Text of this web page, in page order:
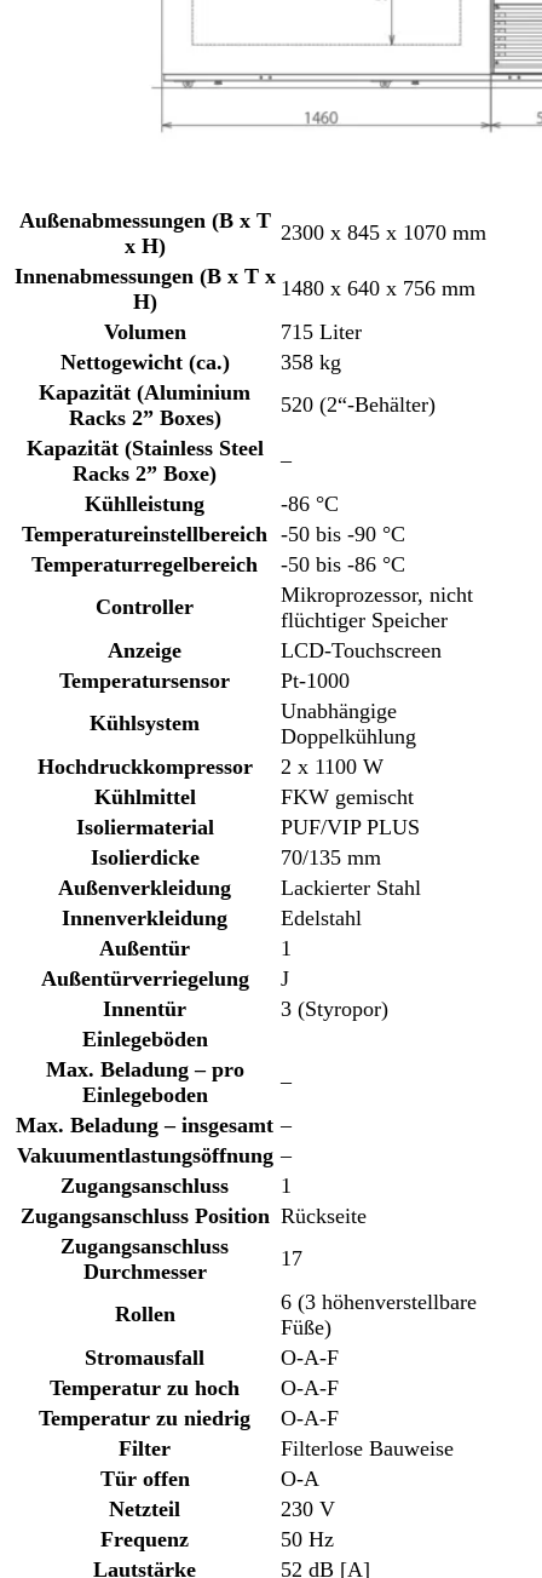
Außenabmessungen (B x T
x H)
2300 x 845 x 1070 mm
Innenabmessungen (B x T x
H)
1480 x 640 x 756 mm
Volumen
715 Liter
Nettogewicht (ca.)
358 kg
Kapazität (Aluminium
Racks 2” Boxes)
520 (2“-Behälter)
Kapazität (Stainless Steel
Racks 2” Boxe)
–
Kühlleistung
-86 °C
Temperatureinstellbereich -50 bis -90 °C
Temperaturregelbereich
-50 bis -86 °C
Controller
Mikroprozessor, nicht
flüchtiger Speicher
Anzeige
LCD-Touchscreen
Temperatursensor
Pt-1000
Kühlsystem
Unabhängige
Doppelkühlung
Hochdruckkompressor
2 x 1100 W
Kühlmittel
FKW gemischt
Isoliermaterial
PUF/VIP PLUS
Isolierdicke
70/135 mm
Außenverkleidung
Lackierter Stahl
Innenverkleidung
Edelstahl
Außentür
1
Außentürverriegelung
J
Innentür
3 (Styropor)
Einlegeböden
Max. Beladung – pro
Einlegeboden
–
Max. Beladung – insgesamt –
Vakuumentlastungsöffnung –
Zugangsanschluss
1
Zugangsanschluss Position Rückseite
Zugangsanschluss
Durchmesser
17
Rollen
6 (3 höhenverstellbare
Füße)
Stromausfall
O-A-F
Temperatur zu hoch
O-A-F
Temperatur zu niedrig
O-A-F
Filter
Filterlose Bauweise
Tür offen
O-A
Netzteil
230 V
Frequenz
50 Hz
Lautstärke
52 dB [A]